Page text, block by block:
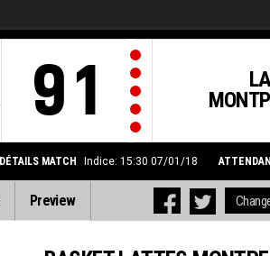
91
DÉTAILS MATCH Indice: 15:30 07/01/18
Preview